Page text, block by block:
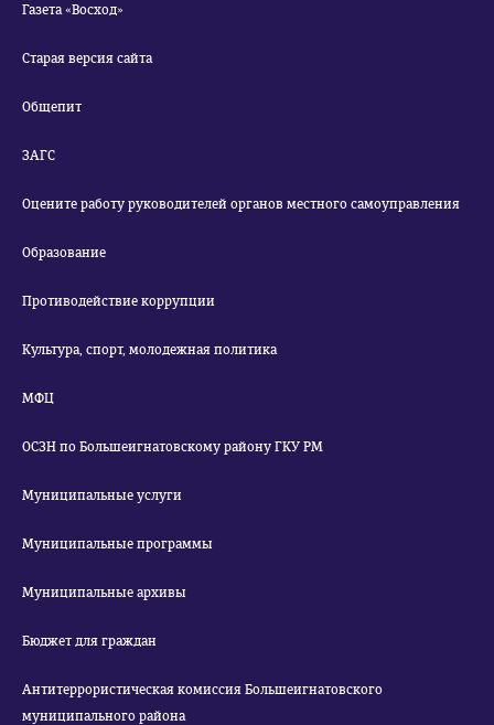
Газета «Восход»
Старая версия сайта
Общепит
ЗАГС
Оцените работу руководителей органов местного самоуправления
Образование
Противодействие коррупции
Культура, спорт, молодежная политика
МФЦ
ОСЗН по Большеигнатовскому району ГКУ РМ
Муниципальные услуги
Муниципальные программы
Муниципальные архивы
Бюджет для граждан
Антитеррористическая комиссия Большеигнатовского
муниципального района